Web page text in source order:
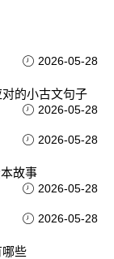
2026-05-28
的小古文句子
2026-05-28
2026-05-28
故事
2026-05-28
2026-05-28
些